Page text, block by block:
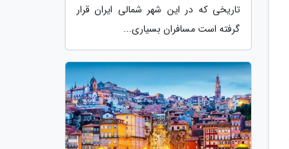
تاریخی که در این شهر شمالی ایران قرار
گرفته است مسافران بسیاری...